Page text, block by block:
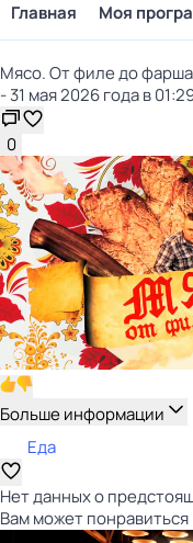
Главная Моя
Мясо. От филе до
- 31 мая 2026 года в
0
Больше информации
Еда
Нет данных о
Вам может понравиться